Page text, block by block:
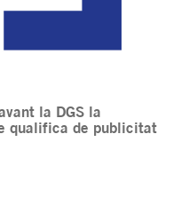
la DGS la
qualifica de publicitat